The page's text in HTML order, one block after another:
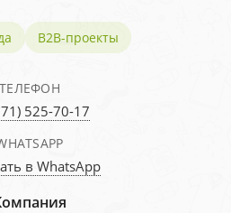
B2B-проекты
ТЕЛЕФОН
525-70-17
в WhatsApp